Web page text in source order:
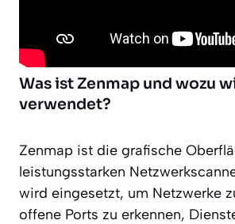
Was ist Zenmap und wozu
verwendet?
Zenmap ist die grafische
leistungsstarken
wird eingesetzt, um Netzwerke
offene Ports zu erkennen,